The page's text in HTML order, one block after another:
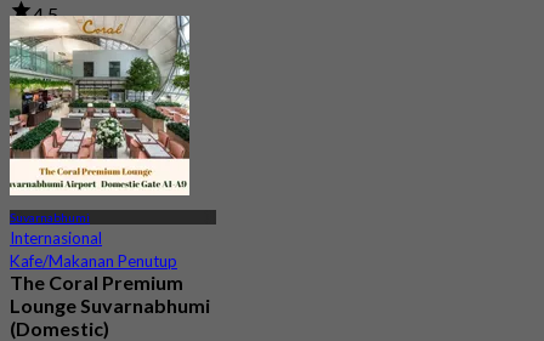
4.5
130 telah dipesan
Dari฿ 2,000
Suvarnabhumi
Internasional
Kafe/Makanan Penutup
The Coral Premium
Lounge Suvarnabhumi
(Domestic)